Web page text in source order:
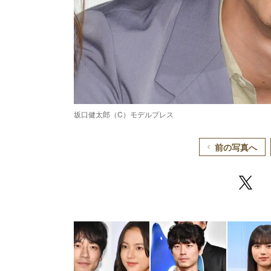
坂口健太郎（C）モデルプレス
前の写真へ